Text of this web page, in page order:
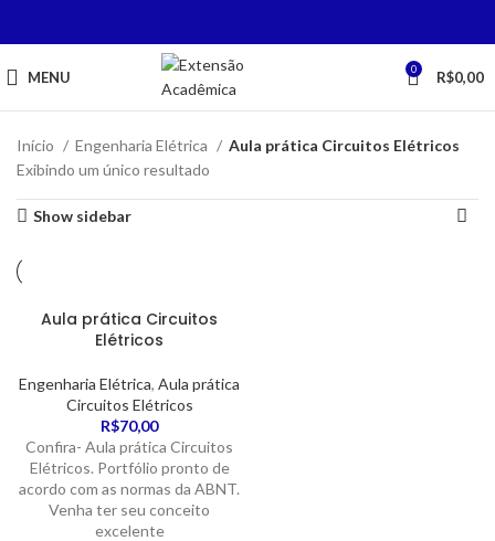
MENU 0 R$0,00
Início Engenharia Elétrica
Aula prática Circuitos Elétricos
Exibindo um único resultado
Show sidebar
Aula prática Circuitos
Elétricos
Engenharia Elétrica, Aula prática
Circuitos Elétricos
R$70,00
Confira- Aula prática Circuitos
Elétricos. Portfólio pronto de
acordo com as normas da ABNT.
Venha ter seu conceito
excelente